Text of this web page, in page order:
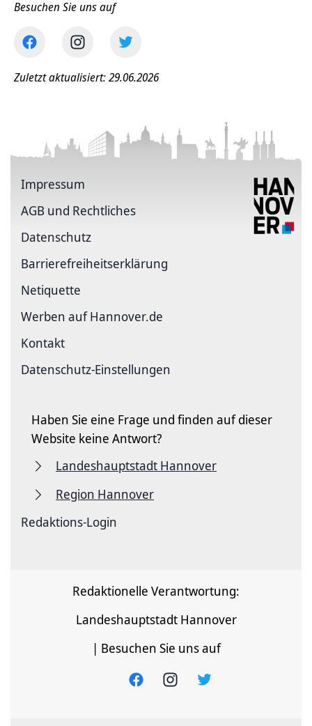
Besuchen Sie uns auf
Zuletzt aktualisiert: 29.06.2026
Impressum
AGB und Rechtliches
Datenschutz
Barriere­freiheits­erklärung
Netiquette
Werben auf Hannover.de
Kontakt
Datenschutz-Einstellungen
Haben Sie eine Frage und finden auf dieser
Website keine Antwort?
Landeshauptstadt Hannover
Region Hannover
Redaktions-Login
Redaktionelle Verantwortung:
Landeshauptstadt Hannover
| Besuchen Sie uns auf